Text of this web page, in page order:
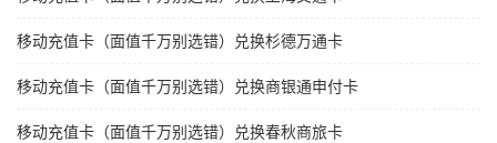
移动充值卡（面值千万别选错）兑换杉德万通卡
移动充值卡（面值千万别选错）兑换商银通申付卡
移动充值卡（面值千万别选错）兑换春秋商旅卡